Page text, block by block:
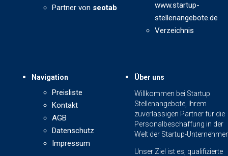
Partner von seotab
www.startup-
stellenangebote.de
Verzeichnis
Navigation
Preisliste
Kontakt
AGB
Datenschutz
Impressum
Über uns
Willkommen bei Startup
Stellenangebote, Ihrem
zuverlässigen Partner für die
Personalbeschaffung in der
Welt der Startup-
Unser Ziel ist es, qualifizierte